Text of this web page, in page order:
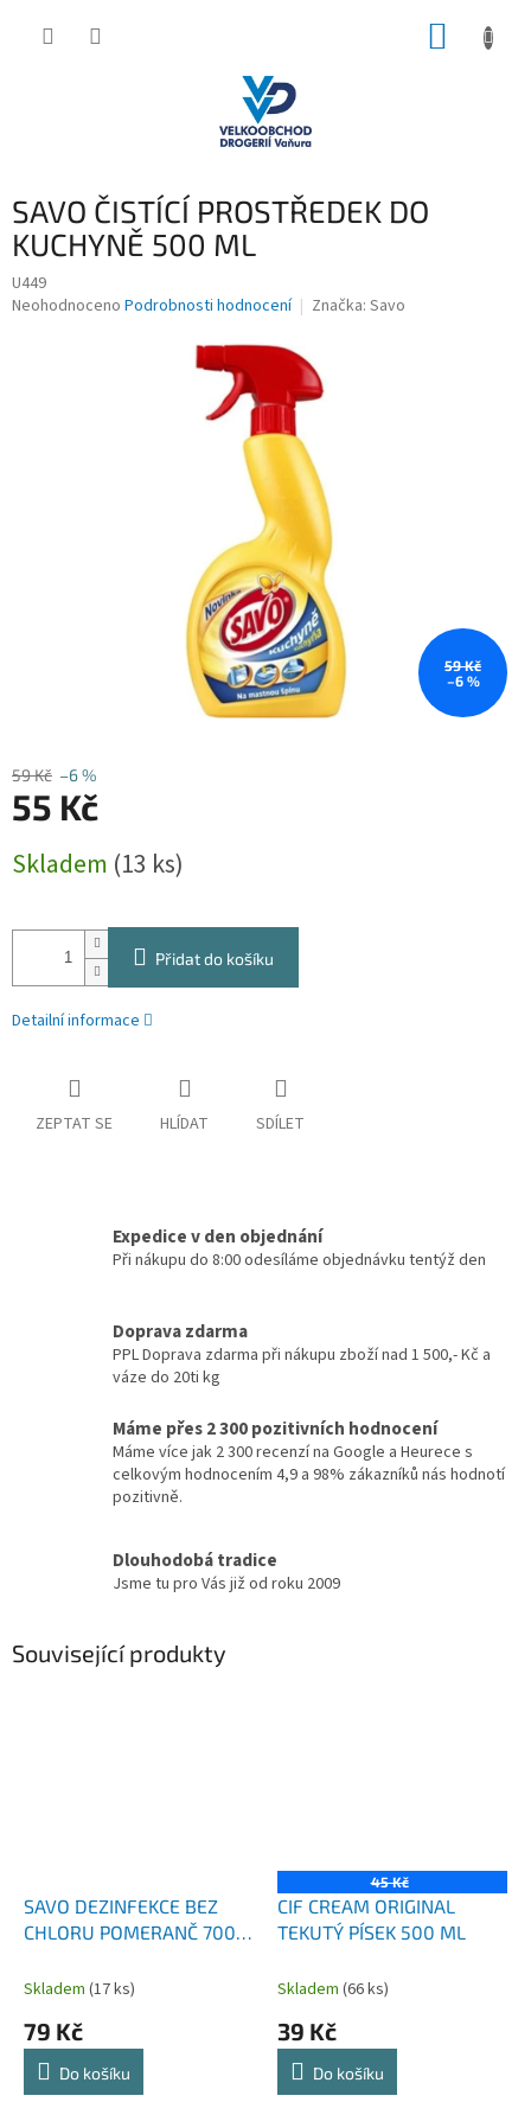
SAVO ČISTÍCÍ PROSTŘEDEK DO
KUCHYNĚ 500 ML
U449
Průměrné
Neohodnoceno Podrobnosti hodnocení Značka: Savo
59 Kč
–6 %
59 Kč –6 %
55 Kč
cena:
Skladem (13 ks)
Přidat do košíku
Detailní informace
ZEPTAT SE HLÍDAT SDÍLET
Expedice v den objednání
Při nákupu do 8:00 odesíláme objednávku tentýž den
Doprava zdarma
PPL Doprava zdarma při nákupu zboží nad 1 500,- Kč a
váze do 20ti kg
Máme přes 2 300 pozitivních hodnocení
Máme více jak 2 300 recenzí na Google a Heurece s
celkovým hodnocením 4,9 a 98% zákazníků nás hodnotí
pozitivně.
Dlouhodobá tradice
Jsme tu pro Vás již od roku 2009
Související produkty
SAVO DEZINFEKCE BEZ
CHLORU POMERANČ 700
Skladem (17 ks)
79 Kč
Do košíku
45 Kč
CIF CREAM ORIGINAL
TEKUTÝ PÍSEK 500 ML
Skladem (66 ks)
39 Kč
Do košíku